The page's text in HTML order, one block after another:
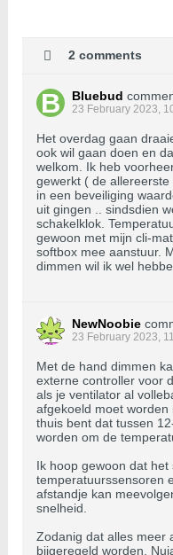
2 comments
Bluebud
23 February 2023,
Het overdag gaan
ook wil gaan doen en
welkom. Ik heb
gewerkt ( de
in een beveiliging
uit gingen .. sindsdien
schakelklok.
gewoon met mijn cli-
softbox mee aanstuur.
dimmen wil ik wel
NewNoobie
23 February 2023,
Met de hand dimmen
externe controller voor
als je ventilator al
afgekoeld moet
thuis bent dat tussen
worden om de
Ik hoop gewoon dat
temperatuurssensoren
afstandje kan
snelheid.
Zodanig dat alles meer
bijgeregeld worden.